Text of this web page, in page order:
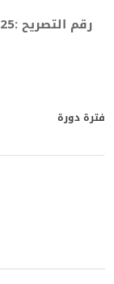
رقم التصريح :3/567/2025
فترة دورة